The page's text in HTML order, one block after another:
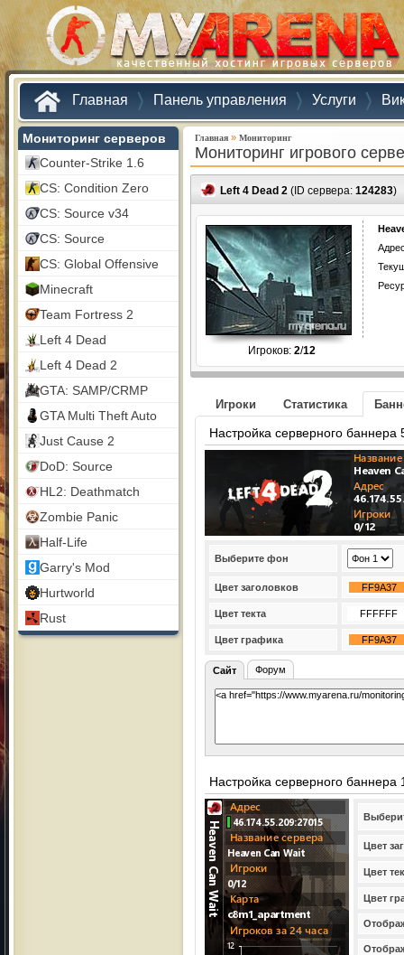
Главная Панель управления Услуги
Мониторинг серверов
Counter-Strike 1.6
CS: Condition Zero
CS: Source v34
CS: Source
CS: Global Offensive
Minecraft
Team Fortress 2
Left 4 Dead
Left 4 Dead 2
GTA: SAMP/CRMP
GTA Multi Theft Auto
Just Cause 2
DoD: Source
HL2: Deathmatch
Zombie Panic
Half-Life
Garry's Mod
Hurtworld
Rust
Главная » Мониторинг
Мониторинг игрового
Left 4 Dead 2 (ID сервера: 124283)
Игроков: 2/12
Игроки Статистика
Настройка серверного баннера
Выберите фон
Цвет заголовков
Цвет текта
Цвет графика
Сайт Форум
Настройка серверного баннера
Цвет
Цвет
Цвет